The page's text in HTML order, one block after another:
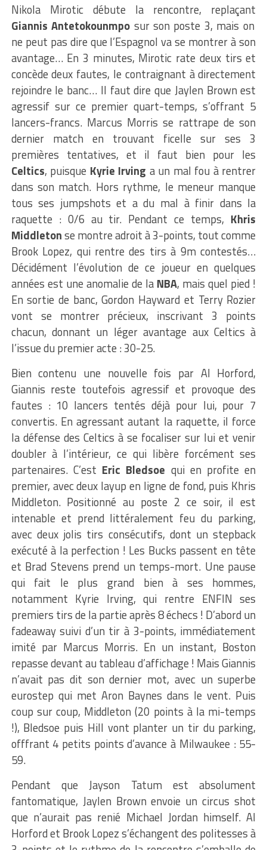
Nikola Mirotic débute la rencontre, replaçant
Giannis Antetokounmpo sur son poste 3, mais on
ne peut pas dire que l’Espagnol va se montrer à son
avantage… En 3 minutes, Mirotic rate deux tirs et
concède deux fautes, le contraignant à directement
rejoindre le banc… Il faut dire que Jaylen Brown est
agressif sur ce premier quart-temps, s’offrant 5
lancers-francs. Marcus Morris se rattrape de son
dernier match en trouvant ficelle sur ses 3
premières tentatives, et il faut bien pour les
Celtics, puisque Kyrie Irving a un mal fou à rentrer
dans son match. Hors rythme, le meneur manque
tous ses jumpshots et a du mal à finir dans la
raquette : 0/6 au tir. Pendant ce temps, Khris
Middletonse montre adroit à 3-points, tout comme
Brook Lopez, qui rentre des tirs à 9m contestés…
Décidément l’évolution de ce joueur en quelques
années est une anomalie de laNBA, mais quel pied !
En sortie de banc, Gordon Hayward et Terry Rozier
vont se montrer précieux, inscrivant 3 points
chacun, donnant un léger avantage aux Celtics à
l’issue du premier acte : 30-25.
Bien contenu une nouvelle fois par Al Horford,
Giannis reste toutefois agressif et provoque des
fautes : 10 lancers tentés déjà pour lui, pour 7
convertis. En agressant autant la raquette, il force
la défense des Celtics à se focaliser sur lui et venir
doubler à l’intérieur, ce qui libère forcément ses
partenaires. C’est Eric Bledsoe qui en profite en
premier, avec deux layup en ligne de fond, puis Khris
Middleton. Positionné au poste 2 ce soir, il est
intenable et prend littéralement feu du parking,
avec deux jolis tirs consécutifs, dont un stepback
exécuté à la perfection ! Les Bucks passent en tête
et Brad Stevens prend un temps-mort. Une pause
qui fait le plus grand bien à ses hommes,
notamment Kyrie Irving, qui rentre ENFIN ses
premiers tirs de la partie après 8 échecs ! D’abord un
fadeaway suivi d’un tir à 3-points, immédiatement
imité par Marcus Morris. En un instant, Boston
repasse devant au tableau d’affichage ! Mais Giannis
n’avait pas dit son dernier mot, avec un superbe
eurostep qui met Aron Baynes dans le vent. Puis
coup sur coup, Middleton (20 points à la mi-temps
!), Bledsoe puis Hill vont planter un tir du parking,
offfrant 4 petits points d’avance à Milwaukee : 55-
59.
Pendant que Jayson Tatum est absolument
fantomatique, Jaylen Brown envoie un circus shot
que n’aurait pas renié Michael Jordan himself. Al
Horford et Brook Lopez s’échangent des politesses à